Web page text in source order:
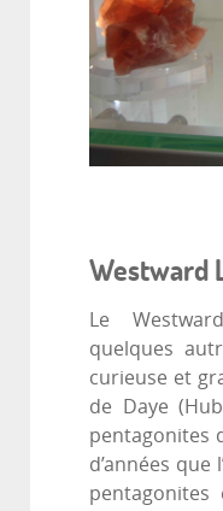
Westward
Le
quelques
curieuse et
de Daye
pentagonites
d’années que
pentagonites